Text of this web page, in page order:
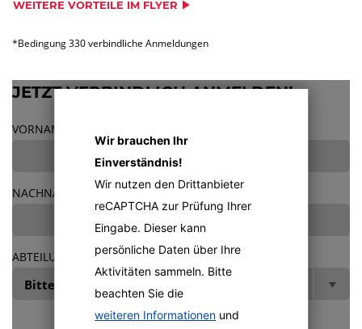
WEITERE VORTEILE IM FLYER
*Bedingung 330 verbindliche Anmeldungen
JETZT VERBINDLICH ANMELDEN!
VORNAME
NACHNAME
ABTEILUNG
Wir brauchen Ihr
Einverständnis!
Wir nutzen den Drittanbieter
reCAPTCHA zur Prüfung Ihrer
Eingabe. Dieser kann
persönliche Daten über Ihre
Aktivitäten sammeln. Bitte
beachten Sie die
weiteren Informationen und